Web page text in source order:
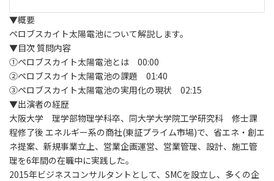
▼概要
ペロブスカイト太陽電池について解説します。
▼目次 質問内容
①ペロブスカイト太陽電池とは 00:00
②ペロブスカイト太陽電池の課題 01:40
③ペロブスカイト太陽電池の実用化の現状 02:15
▼出演者の経歴
大阪大学 理学部物理学科卒、同大学大学院工学研究科 修士課
程修了後 エネルギー系の商社(東証プライム市場)で、省エネ・創エ
ネ提案、新規事業立上、営業企画運営、営業管理、設計、施工管
理を6年間の在職中に実践した。
2015年ビジネスコンサルタントとして、SMCを設立し、多くの企